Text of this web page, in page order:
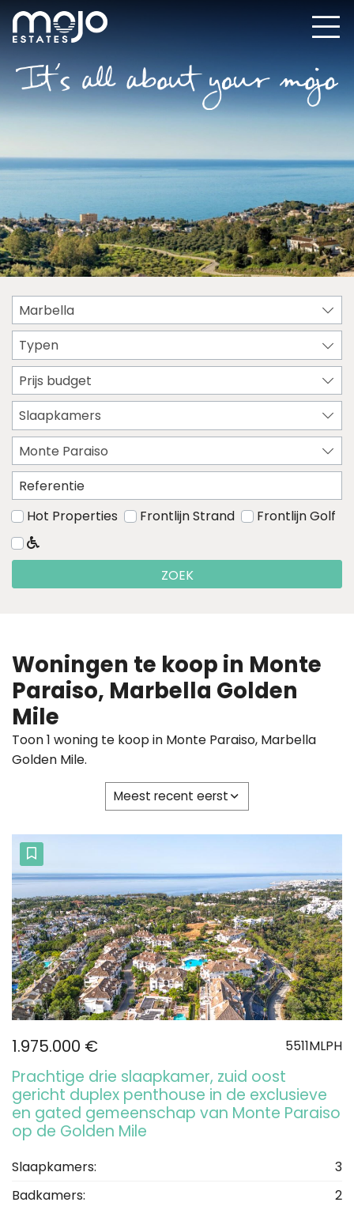
Marbella
Typen
Prijs budget
Slaapkamers
Monte Paraiso
Hot Properties Frontlijn Strand Frontlijn Golf
ZOEK
Woningen te koop in Monte
Paraiso, Marbella Golden
Mile
Toon 1 woning te koop in Monte Paraiso, Marbella
Golden Mile.
Meest recent eerst
1.975.000 € 5511MLPH
Prachtige drie slaapkamer, zuid oost
gericht duplex penthouse in de exclusieve
en gated gemeenschap van Monte Paraiso
op de Golden Mile
Slaapkamers:
3
Badkamers:
2